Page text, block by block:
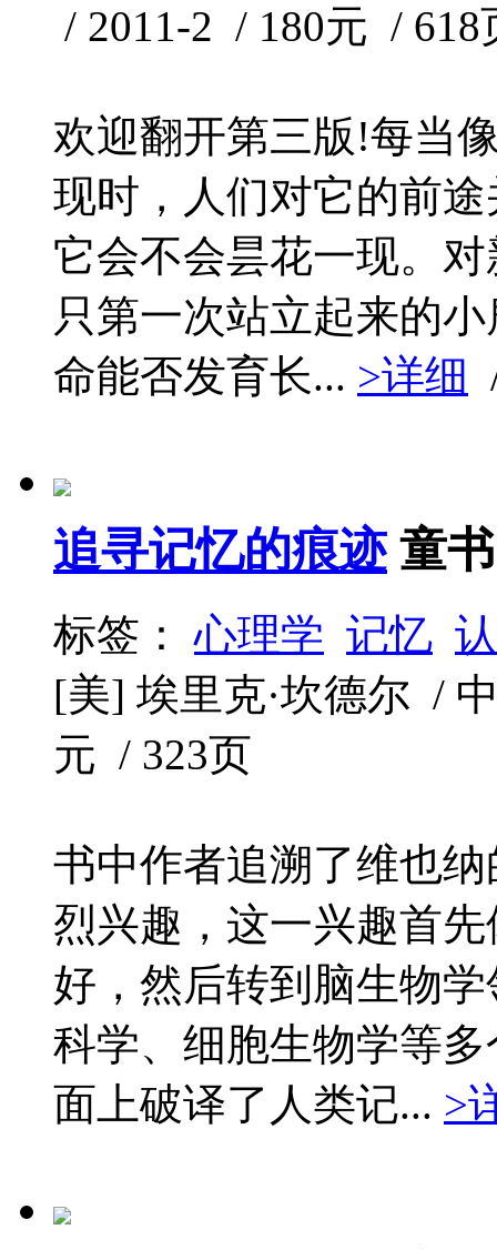
/ 2011-2 / 180元 / 618
欢迎翻开第三版!每当
现时，人们对它的前
它会不会昙花一现。
只第一次站立起来的
命能否发育长... >详细
追寻记忆的痕迹 童
标签：心理学 记忆
[美] 埃里克·坎德尔 /
元 / 323页
书中作者追溯了维也
烈兴趣，这一兴趣首
好，然后转到脑生物
科学、细胞生物学等
面上破译了人类记... >